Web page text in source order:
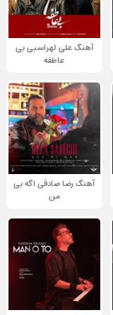
آهنگ علی لهراسبی بی
عاطفه
آهنگ رضا صادقی اگه بی
من